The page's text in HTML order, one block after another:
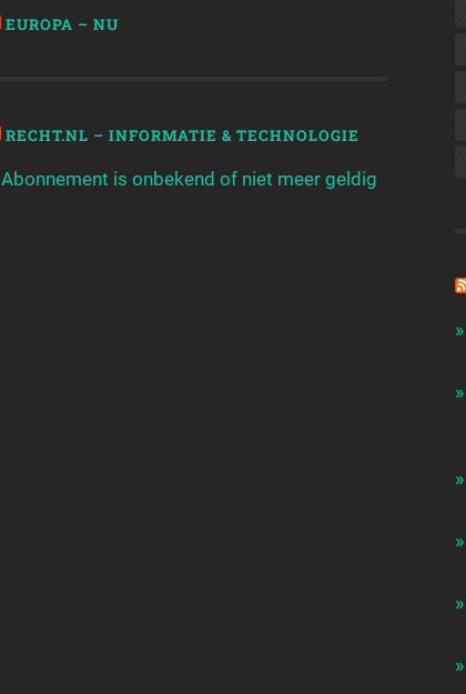
EUROPA – NU
RECHT.NL – INFORMATIE & TECHNOLOGIE
Abonnement is onbekend of niet meer geldig